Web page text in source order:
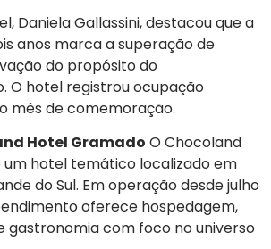
Daniela Gallassini, destacou que a
anos marca a superação de
do propósito do
O hotel registrou ocupação
mês de comemoração.
Hotel Gramado O Chocoland
um hotel temático localizado em
do Sul. Em operação desde julho
oferece hospedagem,
com foco no universo